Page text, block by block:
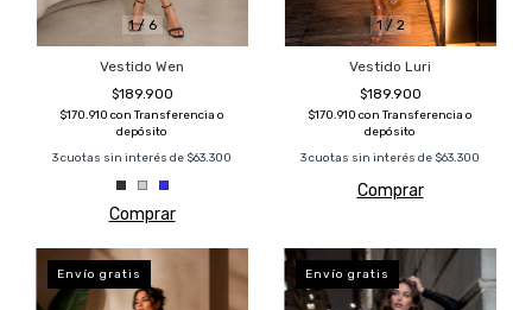
1/ 6
Vestido Wen
$189.900
$170.910 con Transferencia o
depósito
3cuotas sin interés de $63.300
Comprar
1 /2
Vestido Luri
$189.900
$170.910 con Transferencia o
depósito
3cuotas sin interés de $63.300
Comprar
Envío gratis Envío gratis